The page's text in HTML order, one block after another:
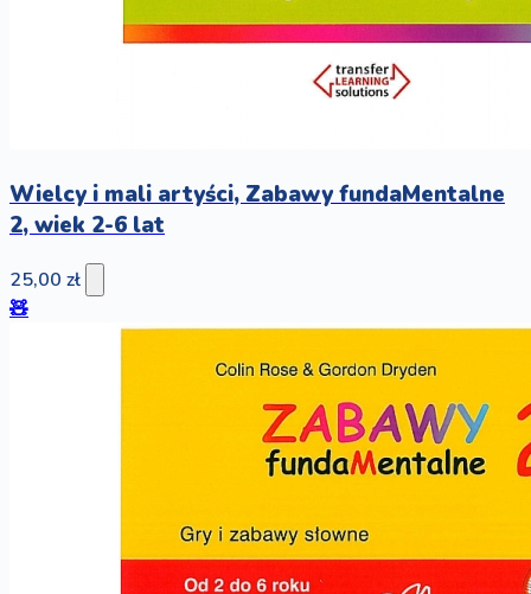
Wielcy i mali artyści, Zabawy fundaMentalne
2, wiek 2-6 lat
25,00 zł
🧸